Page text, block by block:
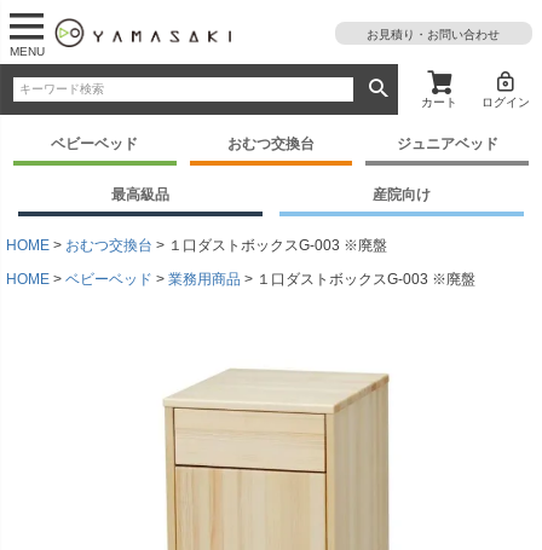
MENU
お見積り・お問い合わせ
カート ログイン
ベビーベッド おむつ交換台 ジュニアベッド
最高級品 産院向け
HOME おむつ交換台
１口ダストボックスG-003 ※廃盤
HOME
ベビーベッド 業務用商品 １口ダストボックスG-003 ※廃盤